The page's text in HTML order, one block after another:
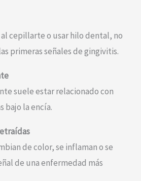
al cepillarte o usar hilo dental, no
primeras señales de gingivitis.
suele estar relacionado con
bajo la encía.
de color, se inflaman o se
de una enfermedad más